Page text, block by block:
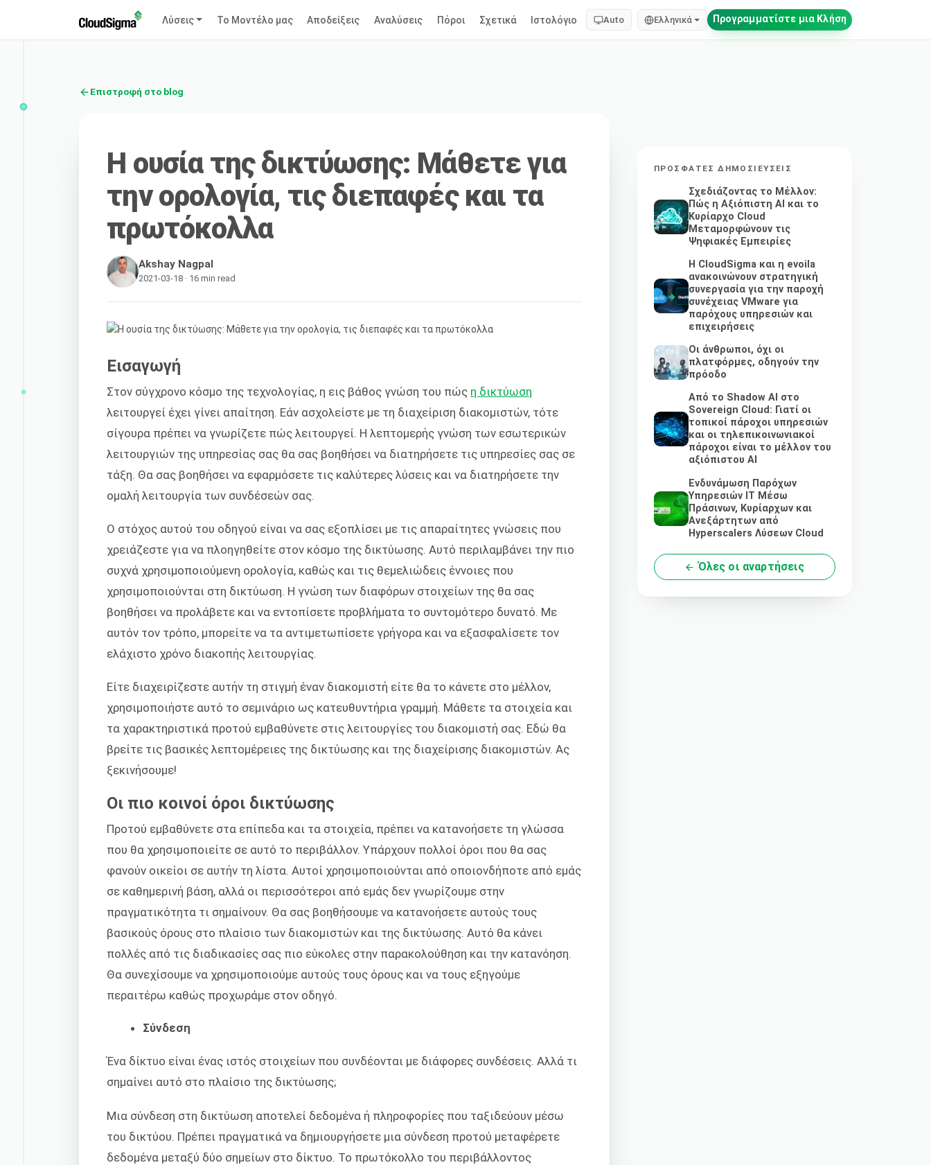
Λύσεις Το Μοντέλο μας Αποδείξεις Αναλύσεις Πόροι Σχετικά Ιστολόγιο Auto Ελληνικά Προγραμματίστε μια Κλήση
Επιστροφή στο blog
Η ουσία της δικτύωσης: Μάθετε για
την ορολογία, τις διεπαφές και τα
πρωτόκολλα
Akshay Nagpal
2021-03-18 · 16 min read
Εισαγωγή
Στον σύγχρονο κόσμο της τεχνολογίας, η εις βάθος γνώση του πώς η δικτύωση
λειτουργεί έχει γίνει απαίτηση. Εάν ασχολείστε με τη διαχείριση διακομιστών, τότε
σίγουρα πρέπει να γνωρίζετε πώς λειτουργεί. Η λεπτομερής γνώση των εσωτερικών
λειτουργιών της υπηρεσίας σας θα σας βοηθήσει να διατηρήσετε τις υπηρεσίες σας σε
τάξη. Θα σας βοηθήσει να εφαρμόσετε τις καλύτερες λύσεις και να διατηρήσετε την
ομαλή λειτουργία των συνδέσεών σας.
Ο στόχος αυτού του οδηγού είναι να σας εξοπλίσει με τις απαραίτητες γνώσεις που
χρειάζεστε για να πλοηγηθείτε στον κόσμο της δικτύωσης. Αυτό περιλαμβάνει την πιο
συχνά χρησιμοποιούμενη ορολογία, καθώς και τις θεμελιώδεις έννοιες που
χρησιμοποιούνται στη δικτύωση. Η γνώση των διαφόρων στοιχείων της θα σας
βοηθήσει να προλάβετε και να εντοπίσετε προβλήματα το συντομότερο δυνατό. Με
αυτόν τον τρόπο, μπορείτε να τα αντιμετωπίσετε γρήγορα και να εξασφαλίσετε τον
ελάχιστο χρόνο διακοπής λειτουργίας.
Είτε διαχειρίζεστε αυτήν τη στιγμή έναν διακομιστή είτε θα το κάνετε στο μέλλον,
χρησιμοποιήστε αυτό το σεμινάριο ως κατευθυντήρια γραμμή. Μάθετε τα στοιχεία και
τα χαρακτηριστικά προτού εμβαθύνετε στις λειτουργίες του διακομιστή σας. Εδώ θα
βρείτε τις βασικές λεπτομέρειες της δικτύωσης και της διαχείρισης διακομιστών. Ας
ξεκινήσουμε!
Οι πιο κοινοί όροι δικτύωσης
Προτού εμβαθύνετε στα επίπεδα και τα στοιχεία, πρέπει να κατανοήσετε τη γλώσσα
που θα χρησιμοποιείτε σε αυτό το περιβάλλον. Υπάρχουν πολλοί όροι που θα σας
φανούν οικείοι σε αυτήν τη λίστα. Αυτοί χρησιμοποιούνται από οποιονδήποτε από εμάς
σε καθημερινή βάση, αλλά οι περισσότεροι από εμάς δεν γνωρίζουμε στην
πραγματικότητα τι σημαίνουν. Θα σας βοηθήσουμε να κατανοήσετε αυτούς τους
βασικούς όρους στο πλαίσιο των διακομιστών και της δικτύωσης. Αυτό θα κάνει
πολλές από τις διαδικασίες σας πιο εύκολες στην παρακολούθηση και την κατανόηση.
Θα συνεχίσουμε να χρησιμοποιούμε αυτούς τους όρους και να τους εξηγούμε
περαιτέρω καθώς προχωράμε στον οδηγό.
Σύνδεση
Ένα δίκτυο είναι ένας ιστός στοιχείων που συνδέονται με διάφορες συνδέσεις. Αλλά τι
σημαίνει αυτό στο πλαίσιο της δικτύωσης;
Μια σύνδεση στη δικτύωση αποτελεί δεδομένα ή πληροφορίες που ταξιδεύουν μέσω
του δικτύου. Πρέπει πραγματικά να δημιουργήσετε μια σύνδεση προτού μεταφέρετε
δεδομένα μεταξύ δύο σημείων στο δίκτυο. Το πρωτόκολλο του περιβάλλοντος
ΠΡΌΣΦΑΤΕΣ ΔΗΜΟΣΙΕΎΣΕΙΣ
Σχεδιάζοντας το Μέλλον:
Πώς η Αξιόπιστη AI και το
Κυρίαρχο Cloud
Μεταμορφώνουν τις
Ψηφιακές Εμπειρίες
Η CloudSigma και η evoila
ανακοινώνουν στρατηγική
συνεργασία για την παροχή
συνέχειας VMware για
παρόχους υπηρεσιών και
επιχειρήσεις
Οι άνθρωποι, όχι οι
πλατφόρμες, οδηγούν την
πρόοδο
Από το Shadow AI στο
Sovereign Cloud: Γιατί οι
τοπικοί πάροχοι υπηρεσιών
και οι τηλεπικοινωνιακοί
πάροχοι είναι το μέλλον του
αξιόπιστου AI
Ενδυνάμωση Παρόχων
Υπηρεσιών IT Μέσω
Πράσινων, Κυρίαρχων και
Ανεξάρτητων από
Hyperscalers Λύσεων Cloud
Όλες οι αναρτήσεις